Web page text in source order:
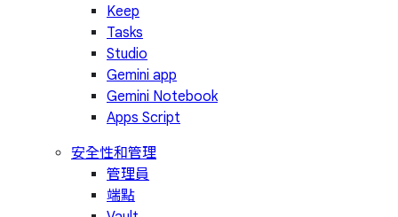
Keep
Tasks
Studio
Gemini app
Gemini Notebook
Apps Script
安全性和管理
管理員
端點